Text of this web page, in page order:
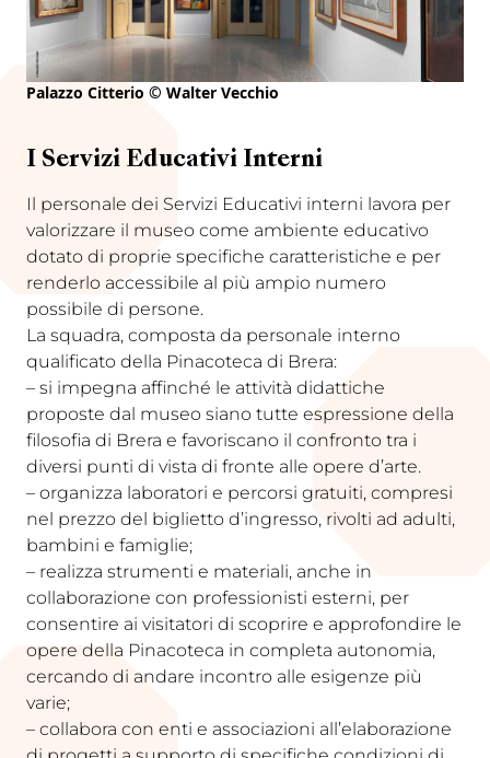
Palazzo Citterio © Walter Vecchio
I Servizi Educativi Interni
Il personale dei Servizi Educativi interni lavora per
valorizzare il museo come ambiente educativo
dotato di proprie specifiche caratteristiche e per
renderlo accessibile al più ampio numero
possibile di persone.​
La squadra, composta da personale interno
qualificato della Pinacoteca di Brera:​
– si impegna affinché le attività didattiche
proposte dal museo siano tutte espressione della
filosofia di Brera e favoriscano il confronto tra i
diversi punti di vista di fronte alle opere d’arte.
– organizza laboratori e percorsi gratuiti, compresi
nel prezzo del biglietto d’ingresso, rivolti ad adulti,
bambini e famiglie;​
– realizza strumenti e materiali, anche in
collaborazione con professionisti esterni, per
consentire ai visitatori di scoprire e approfondire le
opere della Pinacoteca in completa autonomia,
cercando di andare incontro alle esigenze più
varie;​
– collabora con enti e associazioni all’elaborazione